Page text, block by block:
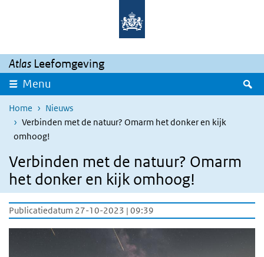
Overslaan en naar de inhoud gaan
Atlas Leefomgeving
Menu
Home
Nieuws
Verbinden met de natuur? Omarm het donker en kijk
omhoog!
Verbinden met de natuur? Omarm
het donker en kijk omhoog!
Publicatiedatum 27-10-2023 | 09:39